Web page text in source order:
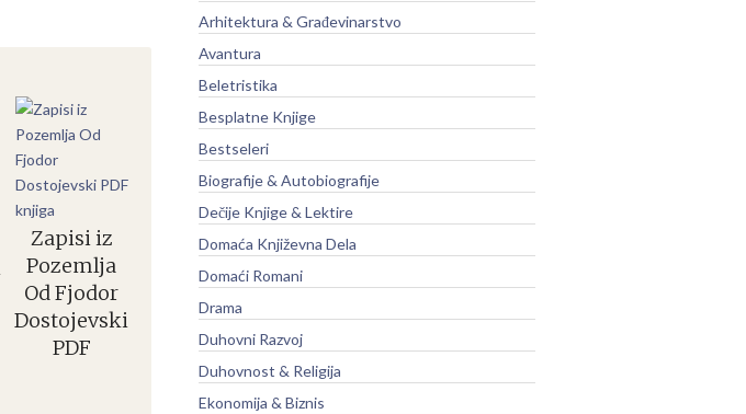
Zapisi iz
Pozemlja
Od Fjodor
Dostojevski
PDF
Arhitektura & Građevinarstvo
Avantura
Beletristika
Besplatne Knjige
Bestseleri
Biografije & Autobiografije
Dečije Knjige & Lektire
Domaća Književna Dela
Domaći Romani
Drama
Duhovni Razvoj
Duhovnost & Religija
Ekonomija & Biznis